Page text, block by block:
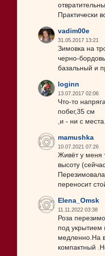
Практически
vadim00e
31.05.2017 13:21
Зимовка на
черно-
базальный и
loginn
13.07.2017 02:06
Что-то
побег,35 см
,и - ни с
mamushka
10.07.2021 07:26
Живёт у меня
высоту
переносит
Elena_Omsk
11.11.2022 03:38
Роза
под укрытием
медленно.На
компактный